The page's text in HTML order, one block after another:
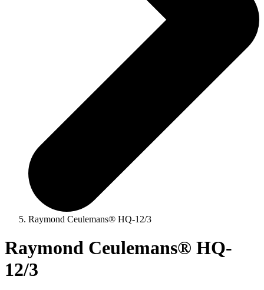
Raymond Ceulemans® HQ-12/3
Raymond Ceulemans® HQ-
12/3